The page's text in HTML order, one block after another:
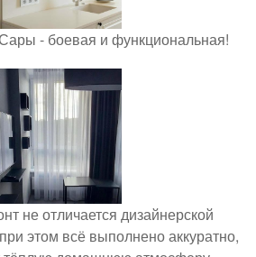
- боевая и функциональная!
не отличается дизайнерской
этом всё выполнено аккуратно,